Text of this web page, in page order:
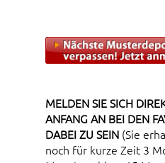
MELDEN SIE SICH
ANFANG AN BEI DEN
DABEI ZU SEIN (Sie
noch für kurze Zeit 3